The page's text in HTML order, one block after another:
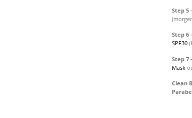
Step 5
Step 6
SPF30
Step 7
Mask
Clean